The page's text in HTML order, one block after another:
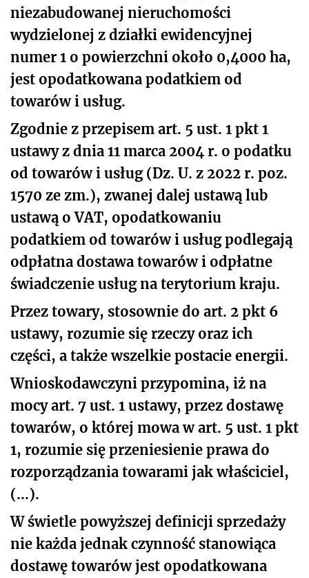
niezabudowanej nieruchomości
wydzielonej z działki ewidencyjnej
numer 1 o powierzchni około 0,4000 ha,
jest opodatkowana podatkiem od
towarów i usług.
Zgodnie z przepisem art. 5 ust. 1 pkt 1
ustawy z dnia 11 marca 2004 r. o podatku
od towarów i usług (Dz. U. z 2022 r. poz.
1570 ze zm.), zwanej dalej ustawą lub
ustawą o VAT, opodatkowaniu
podatkiem od towarów i usług podlegają
odpłatna dostawa towarów i odpłatne
świadczenie usług na terytorium kraju.
Przez towary, stosownie do art. 2 pkt 6
ustawy, rozumie się rzeczy oraz ich
części, a także wszelkie postacie energii.
Wnioskodawczyni przypomina, iż na
mocy art. 7 ust. 1 ustawy, przez dostawę
towarów, o której mowa w art. 5 ust. 1 pkt
1, rozumie się przeniesienie prawa do
rozporządzania towarami jak właściciel,
(...).
W świetle powyższej definicji sprzedaży
nie każda jednak czynność stanowiąca
dostawę towarów jest opodatkowana